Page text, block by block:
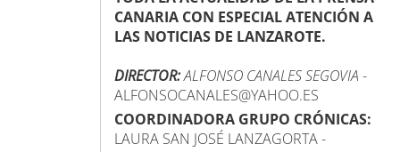
CANARIA CON ESPECIAL ATENCIÓN A
LAS NOTICIAS DE LANZAROTE.
DIRECTOR:ALFONSO CANALES SEGOVIA -
ALFONSOCANALES@YAHOO.ES
COORDINADORA GRUPO CRÓNICAS:
LAURA SAN JOSÉ LANZAGORTA -